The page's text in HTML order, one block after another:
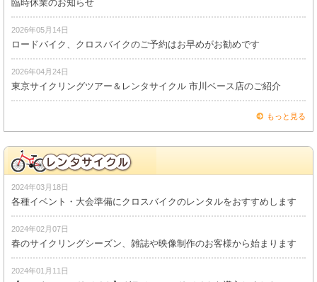
臨時休業のお知らせ
2026年05月14日
ロードバイク、クロスバイクのご予約はお早めがお勧めです
2026年04月24日
東京サイクリングツアー＆レンタサイクル 市川ベース店のご紹介
もっと見る
2024年03月18日
各種イベント・大会準備にクロスバイクのレンタルをおすすめします
2024年02月07日
春のサイクリングシーズン、雑誌や映像制作のお客様から始まります
2024年01月11日